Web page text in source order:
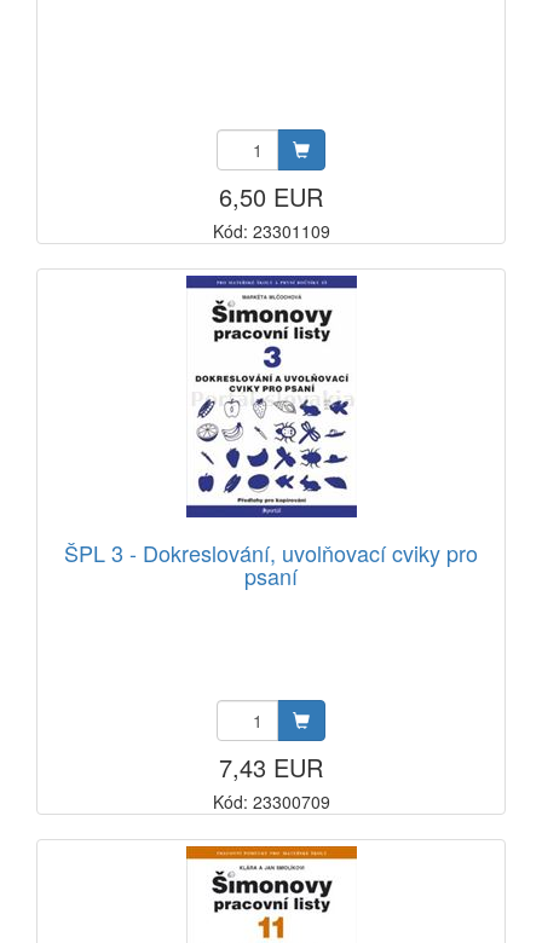
6,50 EUR
Kód: 23301109
ŠPL 3 - Dokreslování, uvolňovací cviky pro
psaní
7,43 EUR
Kód: 23300709